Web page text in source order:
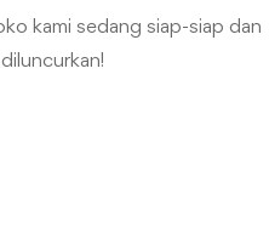
kami sedang siap-siap dan